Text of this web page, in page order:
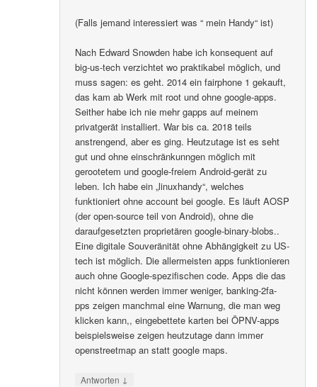
(Falls jemand interessiert was “ mein Handy“ ist)
Nach Edward Snowden habe ich konsequent auf
big-us-tech verzichtet wo praktikabel möglich, und
muss sagen: es geht. 2014 ein fairphone 1 gekauft,
das kam ab Werk mit root und ohne google-apps.
Seither habe ich nie mehr gapps auf meinem
privatgerät installiert. War bis ca. 2018 teils
anstrengend, aber es ging. Heutzutage ist es seht
gut und ohne einschränkunngen möglich mit
gerootetem und google-freiem Android-gerät zu
leben. Ich habe ein „linuxhandy“, welches
funktioniert ohne account bei google. Es läuft AOSP
(der open-source teil von Android), ohne die
daraufgesetzten proprietären google-binary-blobs..
Eine digitale Souveränität ohne Abhängigkeit zu US-
tech ist möglich. Die allermeisten apps funktionieren
auch ohne Google-spezifischen code. Apps die das
nicht können werden immer weniger, banking-2fa-
pps zeigen manchmal eine Warnung, die man weg
klicken kann,, eingebettete karten bei ÖPNV-apps
beispielsweise zeigen heutzutage dann immer
openstreetmap an statt google maps.
Antworten ↓